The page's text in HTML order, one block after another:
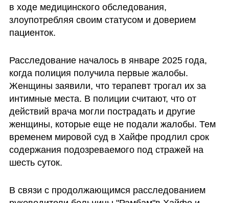
в ходе медицинского обследования,
злоупотребляя своим статусом и доверием
пациенток.
Расследование началось в январе 2025 года,
когда полиция получила первые жалобы.
Женщины заявили, что терапевт трогал их за
интимные места. В полиции считают, что от
действий врача могли пострадать и другие
женщины, которые еще не подали жалобы. Тем
временем мировой суд в Хайфе продлил срок
содержания подозреваемого под стражей на
шесть суток.
В связи с продолжающимся расследованием